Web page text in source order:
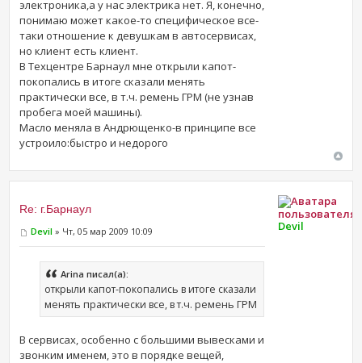
электроника,а у нас электрика нет. Я, конечно,
понимаю может какое-то специфическое все-
таки отношение к девушкам в автосервисах,
но клиент есть клиент.
В Техцентре Барнаул мне открыли капот-
покопались в итоге сказали менять
практически все, в т.ч. ремень ГРМ (не узнав
пробега моей машины).
Масло меняла в Андрющенко-в принципе все
устроило:быстро и недорого
Re: г.Барнаул
Devil » Чт, 05 мар 2009 10:09
Arina писал(а):
открыли капот-покопались в итоге сказали
менять практически все, в т.ч. ремень ГРМ
В сервисах, особенно с большими вывесками и
звонким именем, это в порядке вещей,
Devil